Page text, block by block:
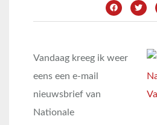
Vandaag kreeg ik weer
eens een e-mail
nieuwsbrief van
Nationale